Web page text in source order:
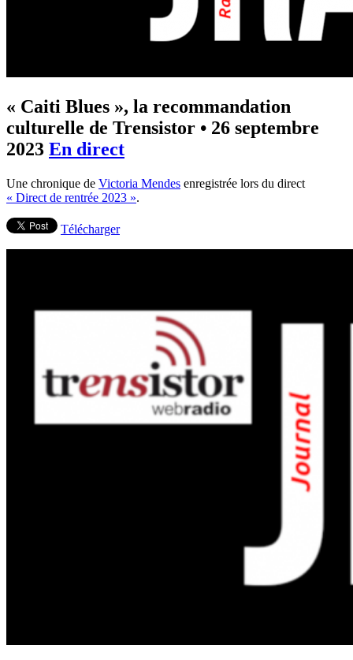
« Caiti Blues », la recommandation
culturelle de Trensistor • 26 septembre
2023 En direct
Une chronique de Victoria Mendes enregistrée lors du direct
« Direct de rentrée 2023 ».
Télécharger